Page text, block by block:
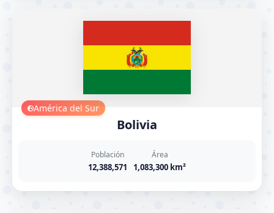
América del Sur
Bolivia
Población
12,388,571
Área
1,083,300 km²